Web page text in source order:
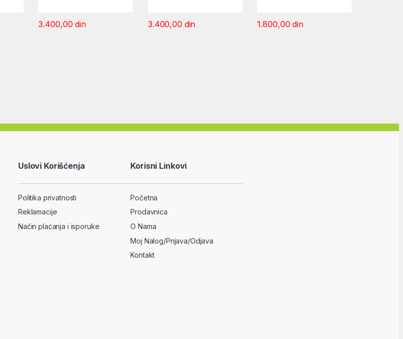
3.400,00din 3.400,00 din 1.800,00din
Uslovi Korišćenja
Politika privatnosti
Reklamacije
Način plaćanja i isporuke
Korisni Linkovi
Početna
Prodavnica
O Nama
Moj Nalog/Prijava/Odjava
Kontakt